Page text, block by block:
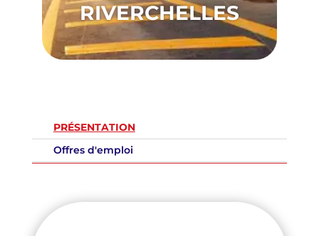
RIVERCHELLES
PRÉSENTATION
Offres d'emploi